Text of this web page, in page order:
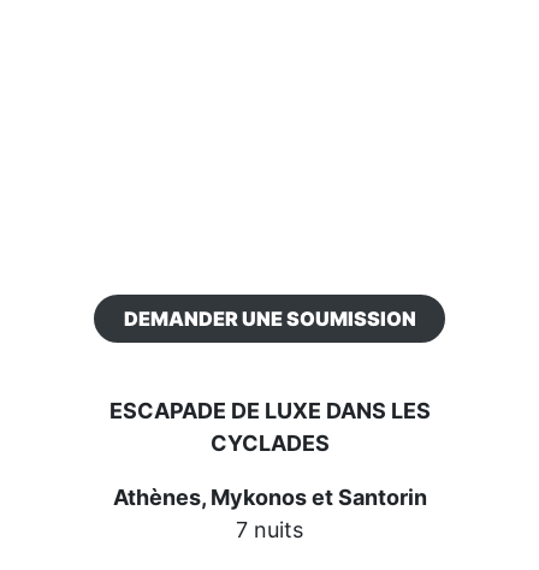
DEMANDER UNE SOUMISSION
ESCAPADE DE LUXE DANS LES
CYCLADES
Athènes, Mykonos et Santorin
7 nuits